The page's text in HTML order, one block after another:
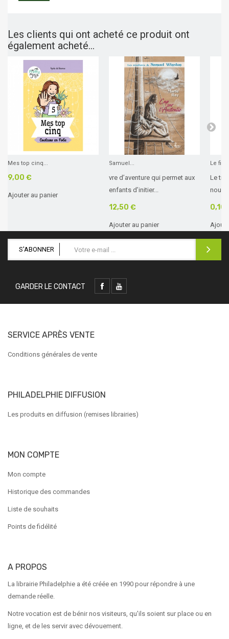
Les clients qui ont acheté ce produit ont
également acheté...
Mes top cinq...
9,00 €
Ajouter au panier
Samuel...
vre d’aventure qui permet aux
enfants d’initier...
12,50 €
Ajouter au panier
Le
Le
0,10
S'ABONNER
GARDER LE CONTACT
SERVICE APRÈS VENTE
Conditions générales de vente
PHILADELPHIE DIFFUSION
Les produits en diffusion (remises librairies)
MON COMPTE
Mon compte
Historique des commandes
Liste de souhaits
Points de fidélité
A PROPOS
La librairie Philadelphie a été créée en 1990 pour répondre à une
demande réelle.
Notre vocation est de bénir nos visiteurs, qu'ils soient sur place ou en
ligne, et de les servir avec dévouement.